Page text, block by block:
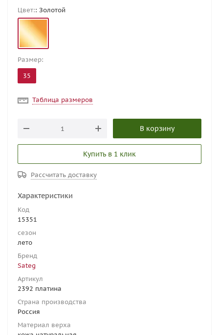
Цвет:: Золотой
Размер:
35
Таблица размеров
В корзину
Купить в 1 клик
Рассчитать доставку
Характеристики
Код
15351
сезон
лето
Бренд
Sateg
Артикул
2392 платина
Страна производства
Россия
Материал верха